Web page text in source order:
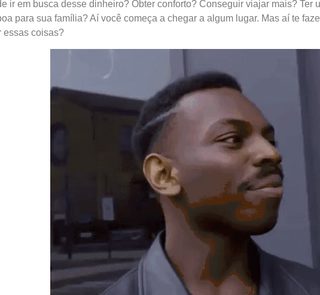
ir em busca desse dinheiro? Obter conforto? Conseguir viajar mais? Ter
para sua família? Aí você começa a chegar a algum lugar. Mas aí te
essas coisas?